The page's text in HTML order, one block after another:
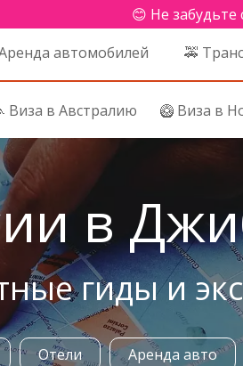
😊 Не забудьте
автомобилей 🚕
Виза в Австралию 🥝 Виза в
в
гиды и
Отели Аренда авто